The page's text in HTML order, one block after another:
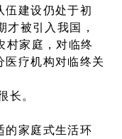
建设仍处于初
才被引入我国，
村家庭，对临终
医疗机构对临终关
长。
的家庭式生活环